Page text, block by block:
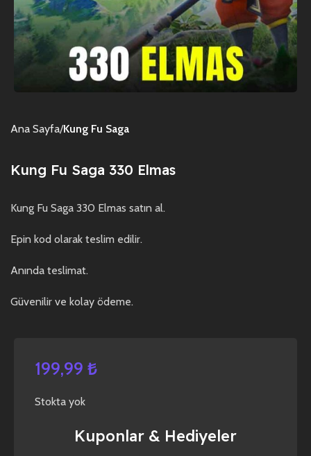
Ana Sayfa Kung Fu Saga
Kung Fu Saga 330 Elmas
Kung Fu Saga 330 Elmas satın al.
Epin kod olarak teslim edilir.
Anında teslimat.
Güvenilir ve kolay ödeme.
199,99 ₺
Stokta yok
Kuponlar & Hediyeler